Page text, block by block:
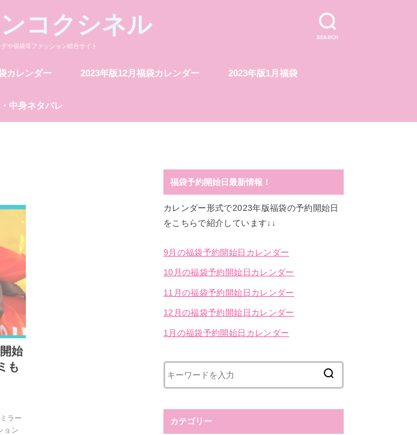
SEARCH
コクシネル
や福袋等ファッション総合サイト
カレンダー 2023年版12月福袋カレンダー 2023年版1月福袋
中身ネタバレ
始
も
ラー
ョン
福袋予約開始日最新情報！
カレンダー形式で2023年版福袋の予約開始日
をこちらで紹介しています↓↓
9月の福袋予約開始日カレンダー
10月の福袋予約開始日カレンダー
11月の福袋予約開始日カレンダー
12月の福袋予約開始日カレンダー
1月の福袋予約開始日カレンダー
カテゴリー